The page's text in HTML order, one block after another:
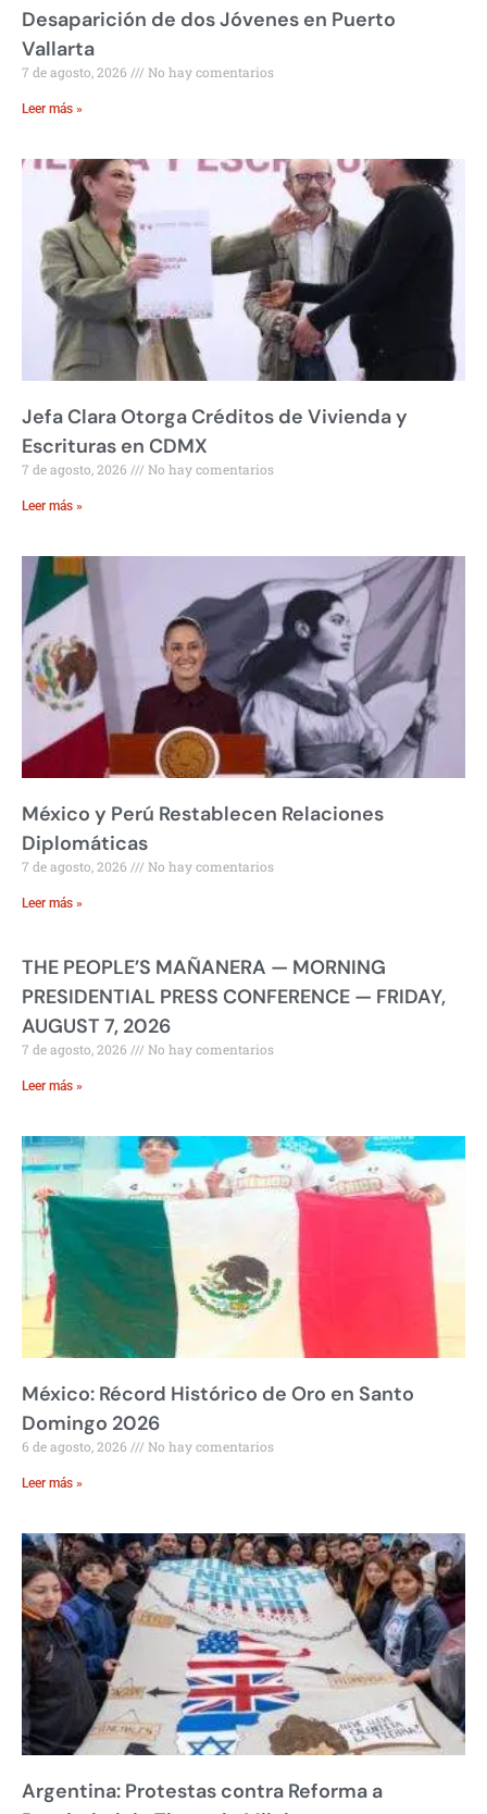
Desaparición de dos Jóvenes en Puerto
Vallarta
7 de agosto, 2026 No hay comentarios
Leer más »
Jefa Clara Otorga Créditos de Vivienda y
Escrituras en CDMX
7 de agosto, 2026 No hay comentarios
Leer más »
México y Perú Restablecen Relaciones
Diplomáticas
7 de agosto, 2026 No hay comentarios
Leer más »
THE PEOPLE’S MAÑANERA — MORNING
PRESIDENTIAL PRESS CONFERENCE — FRIDAY,
AUGUST 7, 2026
7 de agosto, 2026 No hay comentarios
Leer más »
México: Récord Histórico de Oro en Santo
Domingo 2026
6 de agosto, 2026 No hay comentarios
Leer más »
Argentina: Protestas contra Reforma a